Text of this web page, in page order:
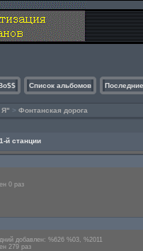
Список альбомов
Я" > Фонтанская дорога
й станции
0 раз
добавлен: %626 %03, %2011
279 раз